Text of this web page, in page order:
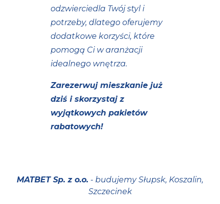
odzwierciedla Twój styl i
potrzeby, dlatego oferujemy
dodatkowe korzyści, które
pomogą Ci w aranżacji
idealnego wnętrza.
Zarezerwuj mieszkanie już
dziś i skorzystaj z
wyjątkowych pakietów
rabatowych!
MATBET Sp. z o.o. - budujemy Słupsk, Koszalin,
Szczecinek